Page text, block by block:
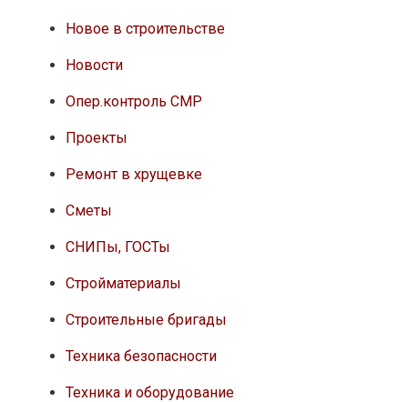
Новое в строительстве
Новости
Опер.контроль СМР
Проекты
Ремонт в хрущевке
Сметы
СНИПы, ГОСТы
Стройматериалы
Строительные бригады
Техника безопасности
Техника и оборудование